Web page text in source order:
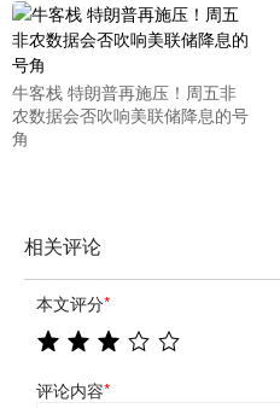
牛客栈 特朗普再施压！周五非
农数据会否吹响美联储降息的号
角
相关评论
本文评分*
评论内容*